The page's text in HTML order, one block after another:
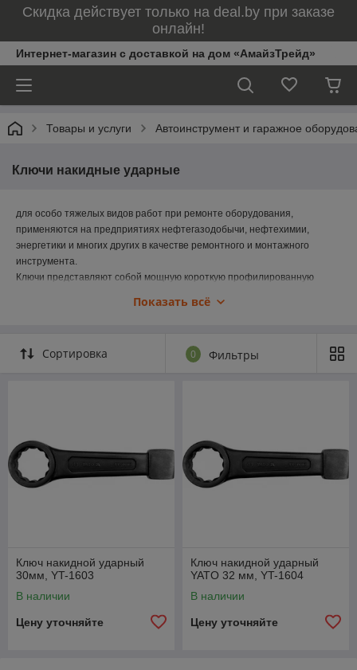
Скидка действует только на deal.by при заказе
онлайн!
Интернет-магазин с доставкой на дом «АмайзТрейд»
Товары и услуги Автоинструмент и гаражное
Ключи накидные ударные
для особо тяжелых видов работ при ремонте оборудования,
применяются на предприятиях нефтегазодобычи, нефтехимии,
энергетики и многих других в качестве ремонтного и монтажного
инструмента.
Ключи представляют собой мощную короткую профилированную
поверхность которой имеет форму и размер, соответствующий гайке
размеру зева ключа. В целях предотвращения срыва ключа в процессе
Показать всё
Сортировка 0 Фильтры
Ключ накидной ударный
30мм, YT-1603
В наличии
Цену уточняйте
Ключ накидной ударный
YATO 32 мм, YT-1604
В наличии
Цену уточняйте